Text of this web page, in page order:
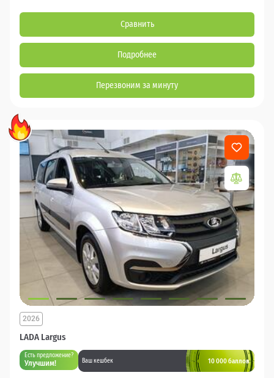
Сравнить
Подробнее
Перезвоним за минуту
LADA Largus
2026
Есть предложение?
Улучшим! Ваш кешбек 10 000 баллов